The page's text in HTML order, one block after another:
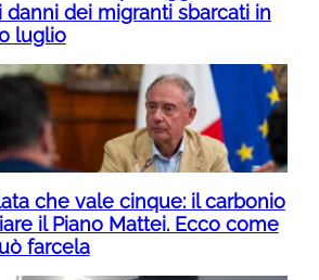
danni dei migranti sbarcati in
luglio
che vale cinque: il carbonio
il Piano Mattei. Ecco come
farcela